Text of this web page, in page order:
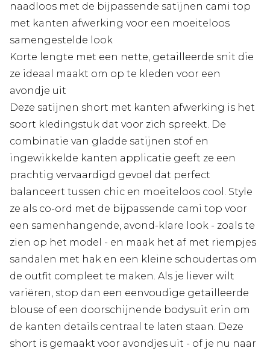
naadloos met de bijpassende satijnen cami top
met kanten afwerking voor een moeiteloos
samengestelde look
Korte lengte met een nette, getailleerde snit die
ze ideaal maakt om op te kleden voor een
avondje uit
Deze satijnen short met kanten afwerking is het
soort kledingstuk dat voor zich spreekt. De
combinatie van gladde satijnen stof en
ingewikkelde kanten applicatie geeft ze een
prachtig vervaardigd gevoel dat perfect
balanceert tussen chic en moeiteloos cool. Style
ze als co-ord met de bijpassende cami top voor
een samenhangende, avond-klare look - zoals te
zien op het model - en maak het af met riempjes
sandalen met hak en een kleine schoudertas om
de outfit compleet te maken. Als je liever wilt
variëren, stop dan een eenvoudige getailleerde
blouse of een doorschijnende bodysuit erin om
de kanten details centraal te laten staan. Deze
short is gemaakt voor avondjes uit - of je nu naar